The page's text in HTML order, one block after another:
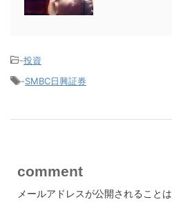
-投資
-SMBC日興証券
comment
メールアドレスが公開されることは